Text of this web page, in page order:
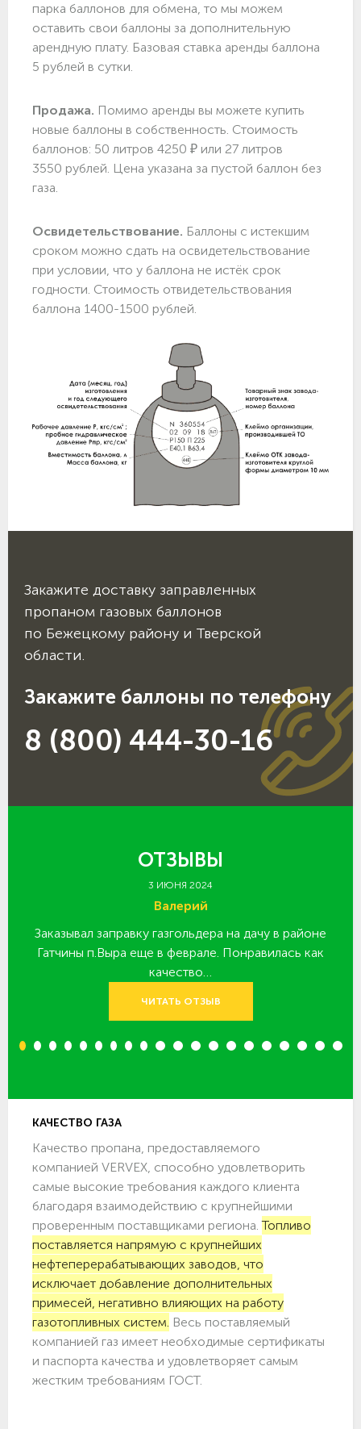
парка баллонов для обмена, то мы можем
оставить свои баллоны за дополнительную
арендную плату. Базовая ставка аренды баллона
5 рублей в сутки.
Продажа. Помимо аренды вы можете купить
новые баллоны в собственность. Стоимость
баллонов: 50 литров 4250 ₽ или 27 литров
3550 рублей. Цена указана за пустой баллон без
газа.
Освидетельствование. Баллоны с истекшим
сроком можно сдать на освидетельствование
при условии, что у баллона не истёк срок
годности. Стоимость отвидетельствования
баллона 1400-1500 рублей.
Закажите доставку заправленных
пропаном газовых баллонов
по Бежецкому району и Тверской
области.
Закажите баллоны по телефону
8 (800) 444-30-16
ОТЗЫВЫ
3 ИЮНЯ 2024
Валерий
Заказывал заправку газгольдера на дачу в районе
Гатчины п.Выра еще в феврале. Понравилась как
качество…
ЧИТАТЬ ОТЗЫВ
1 2 3 4 5 6 7 8 9 10 11 12 13 14 15 16 17 18 19 20
КАЧЕСТВО ГАЗА
Качество пропана, предоставляемого
компанией VERVEX, способно удовлетворить
самые высокие требования каждого клиента
благодаря взаимодействию с крупнейшими
проверенным поставщиками региона.Топливо
поставляется напрямую с крупнейших
нефтеперерабатывающих заводов, что
исключает добавление дополнительных
примесей, негативно влияющих на работу
газотопливных систем. Весь поставляемый
компанией газ имеет необходимые сертификаты
и паспорта качества и удовлетворяет самым
жестким требованиям ГОСТ.